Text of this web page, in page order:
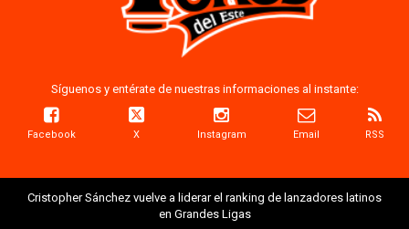
Síguenos y entérate de nuestras informaciones al instante:
Facebook X Instagram Email RSS
Cristopher Sánchez vuelve a liderar el ranking de lanzadores latinos
en Grandes Ligas